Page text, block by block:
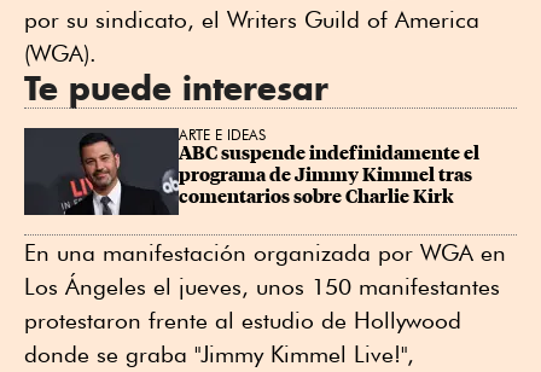
por su sindicato, el Writers Guild of America
(WGA).
Te puede interesar
ARTE E IDEAS
ABC suspende indefinidamente el
programa de Jimmy Kimmel tras
comentarios sobre Charlie Kirk
En una manifestación organizada por WGA en
Los Ángeles el jueves, unos 150 manifestantes
protestaron frente al estudio de Hollywood
donde se graba "Jimmy Kimmel Live!",